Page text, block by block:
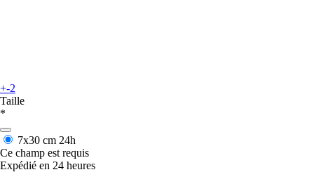
+-2
Taille
*
7x30 cm 24h
Ce champ est requis
Expédié en 24 heures